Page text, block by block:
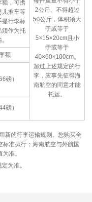
2公斤、不得超过
50公斤，体积须大
于或等于
5×15×20cm且小
于或等于
40×60×100cm。
超过上述规定的行
李，应事先征得海
南航空的同意才能
托运。
额，可携
儿推车等
提行李标
须作为托
额
磅）
磅）
新的行李运输规则。您购买全
准执行；海南航空与外航国
准。
为准。